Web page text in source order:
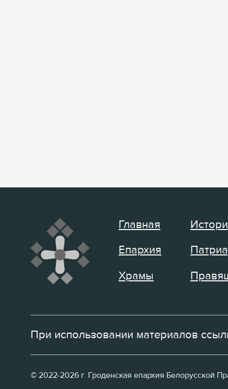
Главная
Епархия
Храмы
При использовании материалов
© 2022-2026 г. Гроденская епархия Белорусской